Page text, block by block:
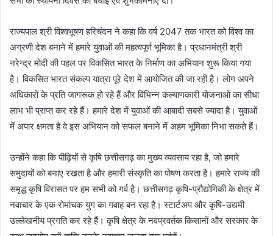
राज्यपाल श्री विश्वभूषण हरिचंदन ने कहा कि वर्ष 2047 तक भारत को विश्व का
अग्रणी देश बनाने में हमारे युवाओं की महत्वपूर्ण भूमिका है। प्रधानमंत्री श्री
नरेन्द्र मोदी की पहल पर विकसित भारत के निर्माण का अभियान शुरू किया गया
है। विकसित भारत संकल्प यात्रा पूरे देश में आयोजित की जा रही है। लोग अपने
अधिकारों के प्रति जागरूक हो रहे हैं और विभिन्न कल्याणकारी योजनाओं का सीधा
लाभ भी प्राप्त कर रहे हैं। हमारे देश में युवाओं की आबादी सबसे ज्यादा है। युवाओं
में अपार क्षमता है वे इस अभियान को सफल बनाने में अहम भूमिका निभा सकते हैं।
उन्होंने कहा कि पीढ़ियों से कृषि छत्तीसगढ़ का मुख्य व्यवसाय रहा है, जो हमारे
समुदायों को बनाए रखता है और हमारी संस्कृति का पोषण करता है। हमारे राज्य की
समृद्ध कृषि विरासत पर हम सभी को गर्व है। छत्तीसगढ़ कृषि-प्रौद्योगिकी के क्षेत्र में
नवाचार के एक रोमांचक युग का गवाह बन रहा है। स्टार्टअप और कृषि-उद्यमी
उल्लेखनीय प्रगति कर रहे हैं। कृषि क्षेत्र के नवप्रवर्तक किसानों और सरकार के